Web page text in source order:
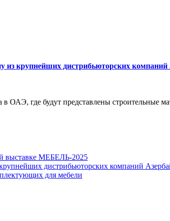
из крупнейших дистрибьюторских
ОАЭ, где будут представлены строительные
выставке МЕБЕЛЬ-2025
дистрибьюторских компаний
для мебели